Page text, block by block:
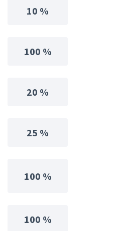
10 %
100 %
20 %
25 %
100 %
100 %